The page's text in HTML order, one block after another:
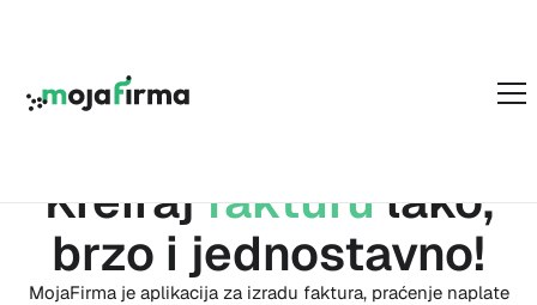
Kreiraj fakturu lako,
brzo i jednostavno!
MojaFirma je aplikacija za izradu faktura, praćenje naplate